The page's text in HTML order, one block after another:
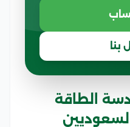
بنا
الطاقة